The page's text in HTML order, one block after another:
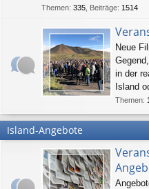
Themen: 335 Beiträge: 1514
Neue
in der
Island
Themen:
Island-Angebote